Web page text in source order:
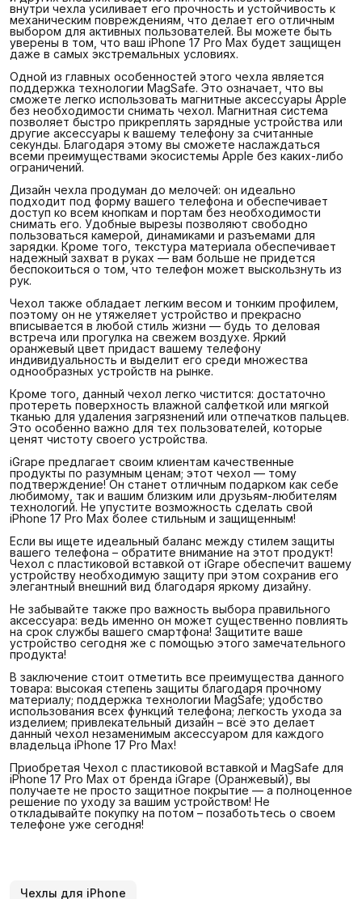
внутри чехла усиливает его прочность и устойчивость к
механическим повреждениям, что делает его отличным
выбором для активных пользователей. Вы можете быть
уверены в том, что ваш iPhone 17 Pro Max будет защищен
даже в самых экстремальных условиях.
Одной из главных особенностей этого чехла является
поддержка технологии MagSafe. Это означает, что вы
сможете легко использовать магнитные аксессуары Apple
без необходимости снимать чехол. Магнитная система
позволяет быстро прикреплять зарядные устройства или
другие аксессуары к вашему телефону за считанные
секунды. Благодаря этому вы сможете наслаждаться
всеми преимуществами экосистемы Apple без каких-либо
ограничений.
Дизайн чехла продуман до мелочей: он идеально
подходит под форму вашего телефона и обеспечивает
доступ ко всем кнопкам и портам без необходимости
снимать его. Удобные вырезы позволяют свободно
пользоваться камерой, динамиками и разъемами для
зарядки. Кроме того, текстура материала обеспечивает
надежный захват в руках — вам больше не придется
беспокоиться о том, что телефон может выскользнуть из
рук.
Чехол также обладает легким весом и тонким профилем,
поэтому он не утяжеляет устройство и прекрасно
вписывается в любой стиль жизни — будь то деловая
встреча или прогулка на свежем воздухе. Яркий
оранжевый цвет придаст вашему телефону
индивидуальность и выделит его среди множества
однообразных устройств на рынке.
Кроме того, данный чехол легко чистится: достаточно
протереть поверхность влажной салфеткой или мягкой
тканью для удаления загрязнений или отпечатков пальцев.
Это особенно важно для тех пользователей, которые
ценят чистоту своего устройства.
iGrape предлагает своим клиентам качественные
продукты по разумным ценам; этот чехол — тому
подтверждение! Он станет отличным подарком как себе
любимому, так и вашим близким или друзьям-любителям
технологий. Не упустите возможность сделать свой
iPhone 17 Pro Max более стильным и защищенным!
Если вы ищете идеальный баланс между стилем защиты
вашего телефона – обратите внимание на этот продукт!
Чехол с пластиковой вставкой от iGrape обеспечит вашему
устройству необходимую защиту при этом сохранив его
элегантный внешний вид благодаря яркому дизайну.
Не забывайте также про важность выбора правильного
аксессуара: ведь именно он может существенно повлиять
на срок службы вашего смартфона! Защитите ваше
устройство сегодня же с помощью этого замечательного
продукта!
В заключение стоит отметить все преимущества данного
товара: высокая степень защиты благодаря прочному
материалу; поддержка технологии MagSafe; удобство
использования всех функций телефона; легкость ухода за
изделием; привлекательный дизайн – всё это делает
данный чехол незаменимым аксессуаром для каждого
владельца iPhone 17 Pro Max!
Приобретая Чехол с пластиковой вставкой и MagSafe для
iPhone 17 Pro Max от бренда iGrape (Оранжевый), вы
получаете не просто защитное покрытие — а полноценное
решение по уходу за вашим устройством! Не
откладывайте покупку на потом – позаботьтесь о своем
телефоне уже сегодня!
Чехлы для iPhone